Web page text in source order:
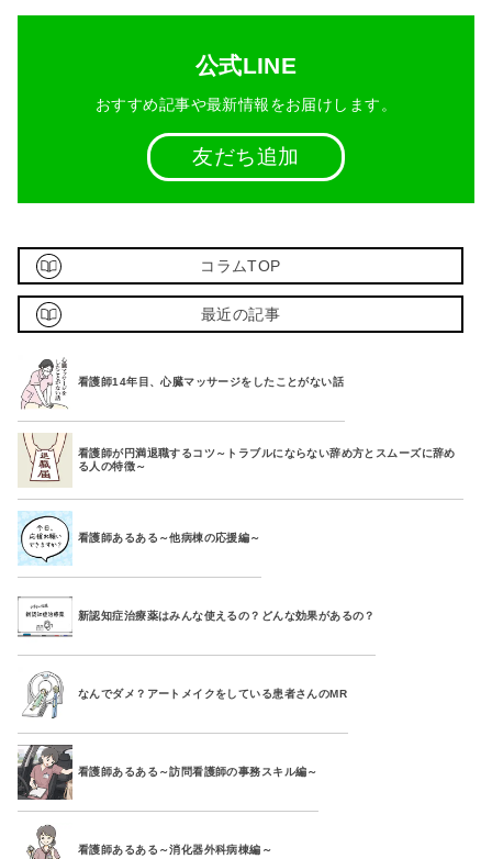
公式LINE
おすすめ記事や最新情報をお届けします。
友だち追加
コラムTOP
最近の記事
看護師14年目、心臓マッサージをしたことがない話
看護師が円満退職するコツ～トラブルにならない辞め方とスムーズに辞め
る人の特徴～
看護師あるある～他病棟の応援編～
新認知症治療薬はみんな使えるの？どんな効果があるの？
なんでダメ？アートメイクをしている患者さんのMR
看護師あるある～訪問看護師の事務スキル編～
看護師あるある～消化器外科病棟編～